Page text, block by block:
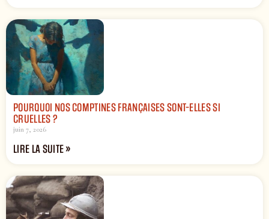
POURQUOI NOS COMPTINES FRANÇAISES SONT-ELLES SI
CRUELLES ?
juin 7, 2026
LIRE LA SUITE »